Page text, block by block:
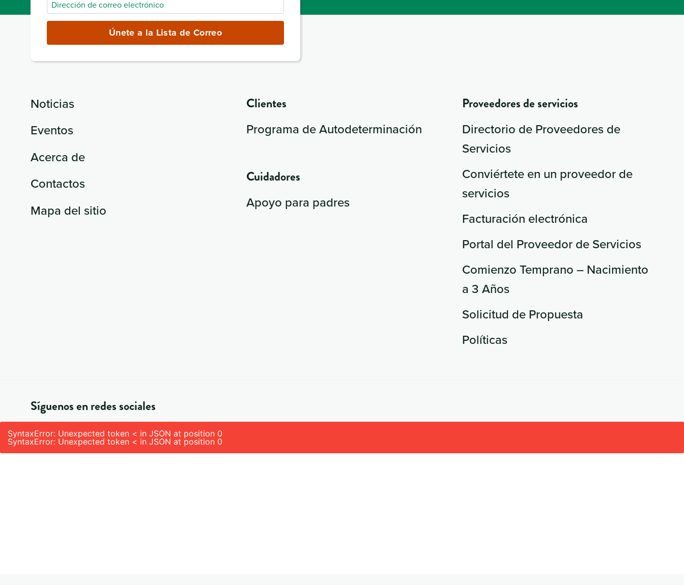
pila
de
electrónico
Únete a la Lista de Correo
Noticias
Eventos
Acerca de
Contactos
Mapa del sitio
Clientes
Programa de Autodeterminación
Cuidadores
Apoyo para padres
Proveedores de servicios
Directorio de Proveedores de
Servicios
Conviértete en un proveedor de
servicios
Facturación electrónica
Portal del Proveedor de Servicios
Comienzo Temprano – Nacimiento
a 3 Años
Solicitud de Propuesta
Políticas
Síguenos en redes sociales
SyntaxError: Unexpected token < in JSON at position 0
SyntaxError: Unexpected token < in JSON at position 0